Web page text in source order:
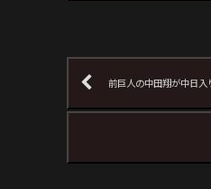
前巨人の中田翔が中日